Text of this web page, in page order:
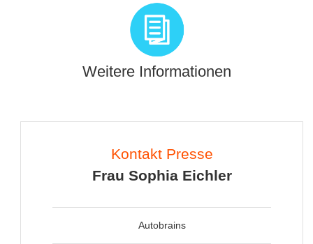
Weitere Informationen
Kontakt Presse
Frau Sophia Eichler
Autobrains